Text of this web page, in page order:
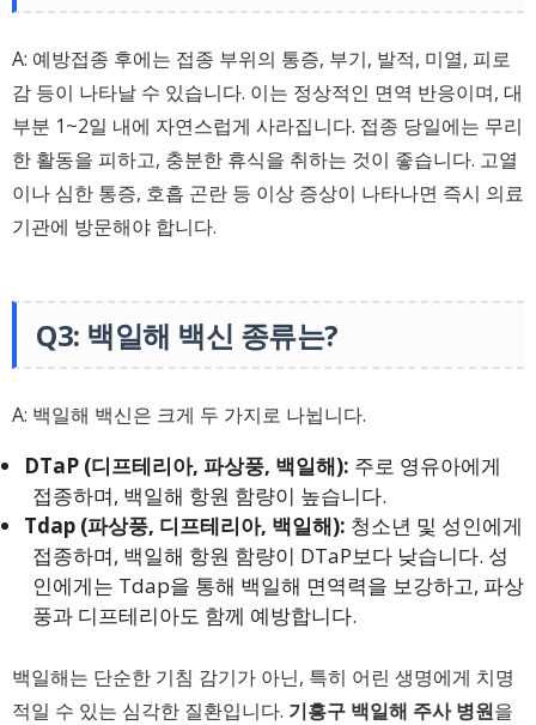
A: 예방접종 후에는 접종 부위의 통증, 부기, 발적, 미열, 피로
감 등이 나타날 수 있습니다. 이는 정상적인 면역 반응이며, 대
부분 1~2일 내에 자연스럽게 사라집니다. 접종 당일에는 무리
한 활동을 피하고, 충분한 휴식을 취하는 것이 좋습니다. 고열
이나 심한 통증, 호흡 곤란 등 이상 증상이 나타나면 즉시 의료
기관에 방문해야 합니다.
Q3: 백일해 백신 종류는?
A: 백일해 백신은 크게 두 가지로 나뉩니다.
DTaP (디프테리아, 파상풍, 백일해): 주로 영유아에게
접종하며, 백일해 항원 함량이 높습니다.
Tdap (파상풍, 디프테리아, 백일해): 청소년 및 성인에게
접종하며, 백일해 항원 함량이 DTaP보다 낮습니다. 성
인에게는 Tdap을 통해 백일해 면역력을 보강하고, 파상
풍과 디프테리아도 함께 예방합니다.
백일해는 단순한 기침 감기가 아닌, 특히 어린 생명에게 치명
적일 수 있는 심각한 질환입니다. 기흥구 백일해 주사 병원을